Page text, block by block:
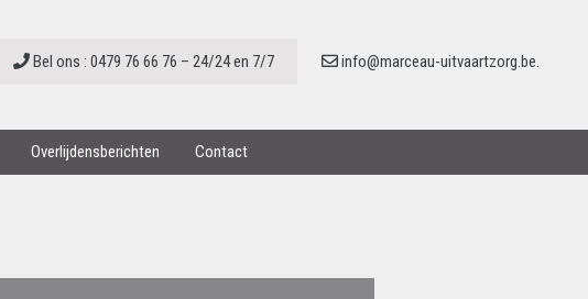
Bel ons : 0479 76 66 76 – 24/24 en 7/7 info@marceau-uitvaartzorg.be.
Overlijdensberichten Contact